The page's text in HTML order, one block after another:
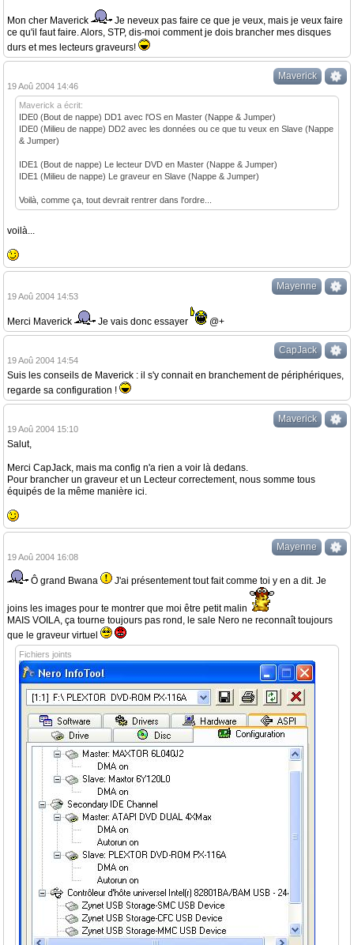
Mon cher Maverick
Je neveux pas faire ce que je veux, mais je veux faire
ce qu'il faut faire. Alors, STP, dis-moi comment je dois brancher mes disques
durs et mes lecteurs graveurs!
Maverick
19 Aoû 2004 14:46
Maverick a écrit:
IDE0 (Bout de nappe) DD1 avec l'OS en Master (Nappe & Jumper)
IDE0 (Milieu de nappe) DD2 avec les données ou ce que tu veux en Slave (Nappe
& Jumper)
IDE1 (Bout de nappe) Le lecteur DVD en Master (Nappe & Jumper)
IDE1 (Milieu de nappe) Le graveur en Slave (Nappe & Jumper)
Voilà, comme ça, tout devrait rentrer dans l'ordre...
voilà...
Mayenne
19 Aoû 2004 14:53
Merci Maverick Je vais donc essayer @+
CapJack
19 Aoû 2004 14:54
Suis les conseils de Maverick : il s'y connait en branchement de périphériques,
regarde sa configuration !
Maverick
19 Aoû 2004 15:10
Salut,
Merci CapJack, mais ma config n'a rien a voir là dedans.
Pour brancher un graveur et un Lecteur correctement, nous somme tous
équipés de la même manière ici.
Mayenne
19 Aoû 2004 16:08
Ô grand Bwana J'ai présentement tout fait comme toi y en a dit. Je
joins les images pour te montrer que moi être petit malin
MAIS VOILA, ça tourne toujours pas rond, le sale Nero ne reconnaît toujours
que le graveur virtuel
Fichiers joints